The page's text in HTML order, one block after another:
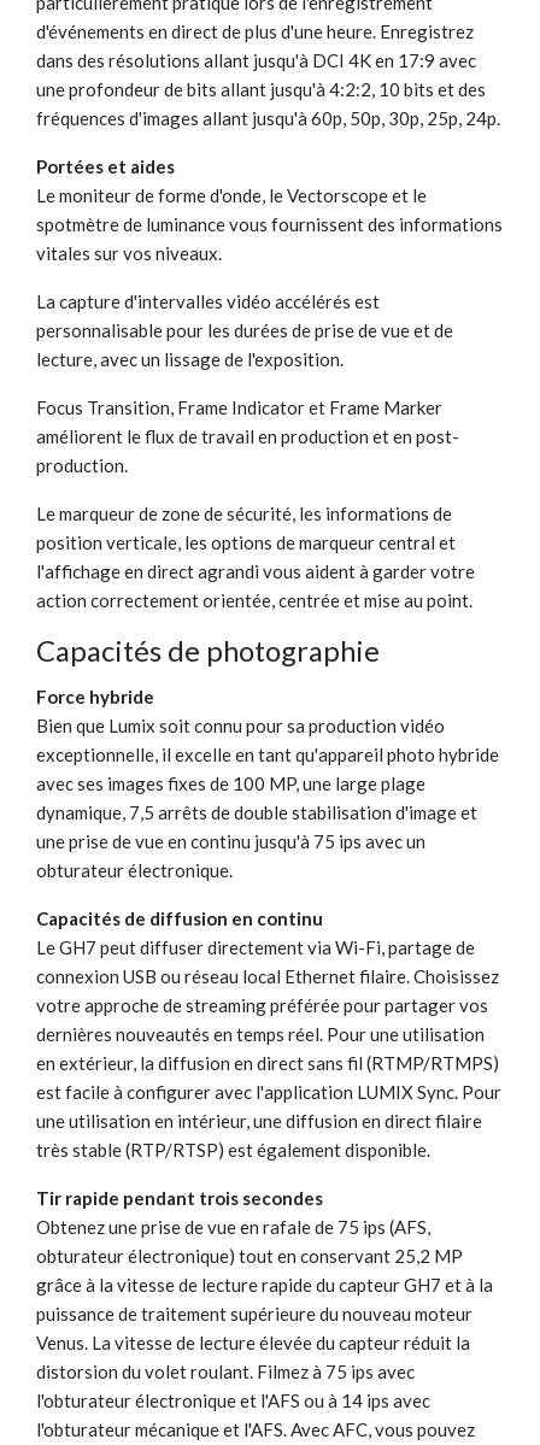
d'événements en direct de plus d'une heure. Enregistrez
dans des résolutions allant jusqu'à DCI 4K en 17:9 avec
une profondeur de bits allant jusqu'à 4:2:2, 10 bits et des
fréquences d'images allant jusqu'à 60p, 50p, 30p, 25p, 24p.
Portées et aides
Le moniteur de forme d'onde, le Vectorscope et le
spotmètre de luminance vous fournissent des informations
vitales sur vos niveaux.
La capture d'intervalles vidéo accélérés est
personnalisable pour les durées de prise de vue et de
lecture, avec un lissage de l'exposition.
Focus Transition, Frame Indicator et Frame Marker
améliorent le flux de travail en production et en post-
production.
Le marqueur de zone de sécurité, les informations de
position verticale, les options de marqueur central et
l'affichage en direct agrandi vous aident à garder votre
action correctement orientée, centrée et mise au point.
Capacités de photographie
Force hybride
Bien que Lumix soit connu pour sa production vidéo
exceptionnelle, il excelle en tant qu'appareil photo hybride
avec ses images fixes de 100 MP, une large plage
dynamique, 7,5 arrêts de double stabilisation d'image et
une prise de vue en continu jusqu'à 75 ips avec un
obturateur électronique.
Capacités de diffusion en continu
Le GH7 peut diffuser directement via Wi-Fi, partage de
connexion USB ou réseau local Ethernet filaire. Choisissez
votre approche de streaming préférée pour partager vos
dernières nouveautés en temps réel. Pour une utilisation
en extérieur, la diffusion en direct sans fil (RTMP/RTMPS)
est facile à configurer avec l'application LUMIX Sync. Pour
une utilisation en intérieur, une diffusion en direct filaire
très stable (RTP/RTSP) est également disponible.
Tir rapide pendant trois secondes
Obtenez une prise de vue en rafale de 75 ips (AFS,
obturateur électronique) tout en conservant 25,2 MP
grâce à la vitesse de lecture rapide du capteur GH7 et à la
puissance de traitement supérieure du nouveau moteur
Venus. La vitesse de lecture élevée du capteur réduit la
distorsion du volet roulant. Filmez à 75 ips avec
l'obturateur électronique et l'AFS ou à 14 ips avec
l'obturateur mécanique et l'AFS. Avec AFC, vous pouvez